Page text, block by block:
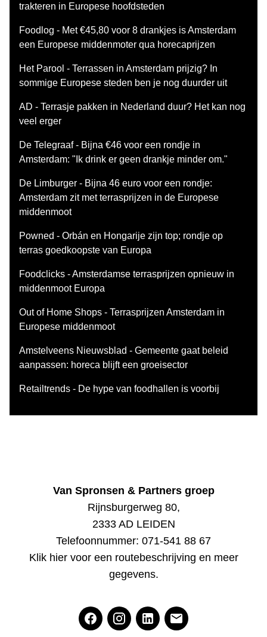
trakteren in Europese hoofdsteden
Foodlog - Met €45,80 voor 8 drankjes is Amsterdam
een Europese middenmoter qua horecaprijzen
Het Parool - Terrassen in Amsterdam prijzig? In
sommige Europese steden ben je nog duurder uit
AD - Terrasje pakken in Nederland duur? Het kan nog
veel erger
De Telegraaf - Bijna €46 voor een rondje in
Amsterdam: "Ik drink er geen drankje minder om."
De Limburger - Bijna 46 euro voor een rondje:
Amsterdam zit met terrasprijzen in de Europese
middenmoot
Powned - Orbán en Hongarije zijn top; rondje op
terras goedkoopste van Europa
Foodclicks - Amsterdamse terrasprijzen opnieuw in
middenmoot Europa
Out of Home Shops - Terrasprijzen Amsterdam in
Europese middenmoot
Amstelveens Nieuwsblad - Gemeente gaat beleid
aanpassen: horeca blijft een groeisector
Retailtrends - De hype van foodhallen is voorbij
Van Spronsen & Partners groep
Rijnsburgerweg 80,
2333 AD LEIDEN
Telefoonnummer: 071-541 88 67
Klik hier voor een routebeschrijving en meer
gegevens.